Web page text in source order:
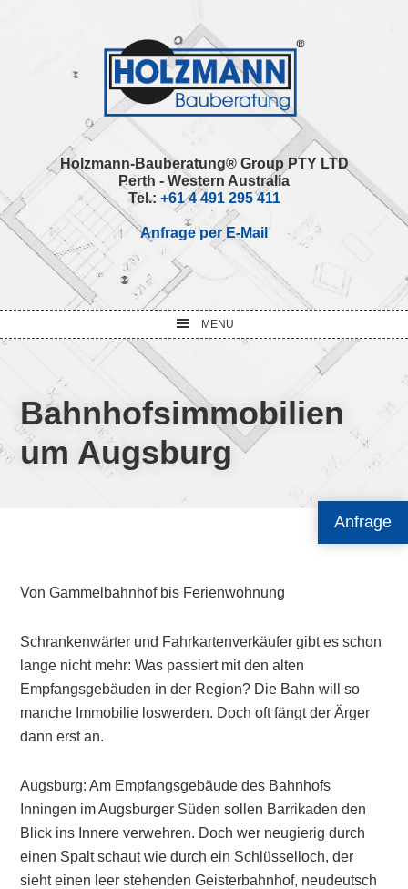
Anfrage
Holzmann-Bauberatung® Group PTY LTD
Perth - Western Australia
Tel.: +61 4 491 295 411
Anfrage per E-Mail
MENU
Bahnhofsimmobilien
um Augsburg
Von Gammelbahnhof bis Ferienwohnung
Schrankenwärter und Fahrkartenverkäufer gibt es schon
lange nicht mehr: Was passiert mit den alten
Empfangsgebäuden in der Region? Die Bahn will so
manche Immobilie loswerden. Doch oft fängt der Ärger
dann erst an.
Augsburg: Am Empfangsgebäude des Bahnhofs
Inningen im Augsburger Süden sollen Barrikaden den
Blick ins Innere verwehren. Doch wer neugierig durch
einen Spalt schaut wie durch ein Schlüsselloch, der
sieht einen leer stehenden Geisterbahnhof, neudeutsch